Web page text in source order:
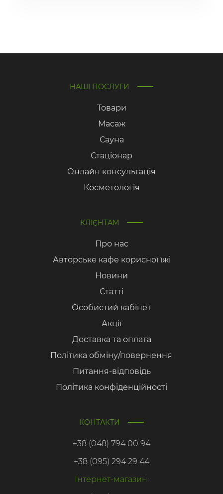
НАШІ ПОСЛУГИ
Товари
Масаж
Сауна
Стаціонар
Онлайн консультація
Косметологія
КЛІЄНТАМ
Про нас
Авторське кафе корисної їжі
Новини
Статті
Особистий кабінет
Акції
Доставка та оплата
Політика обміну/повернення
Питання-відповідь
Політика конфіденційності
КОНТАКТИ
+38 (048) 794 00 94
+38 (095) 294 29 44
Інтернет-магазин: